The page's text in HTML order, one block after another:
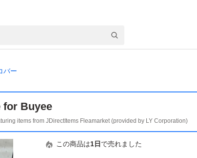
バー
for Buyee
items from JDirectItems Fleamarket (provided by LY Corporation)
この商品は1日 で売れました